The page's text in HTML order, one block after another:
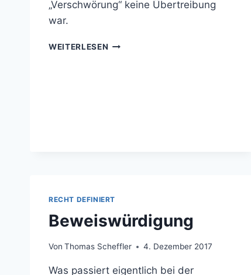
„Verschwörung“ keine Übertreibung
war.
WEITERLESEN EINE
RECHT DEFINIERT
Beweiswürdigung
Von Thomas Scheffler 4. Dezember 2017
Was passiert eigentlich bei der